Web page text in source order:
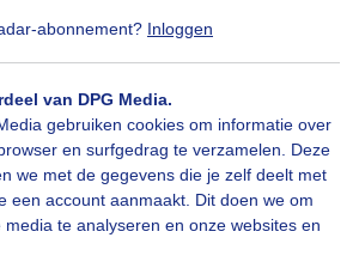
abonnement? Inloggen
van DPG Media.
gebruiken cookies om informatie over
en surfgedrag te verzamelen. Deze
we met de gegevens die je zelf deelt met
een account aanmaakt. Dit doen we om
te analyseren en onze websites en